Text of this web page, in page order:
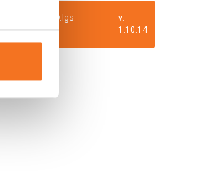
Etico D.lgs.
v:
1.10.14